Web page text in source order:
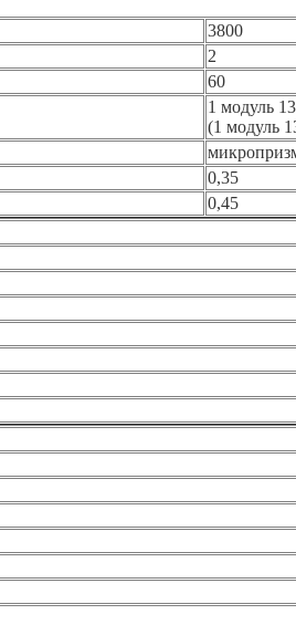
3800
2
60
1 модуль
(1 модуль
0,35
0,45